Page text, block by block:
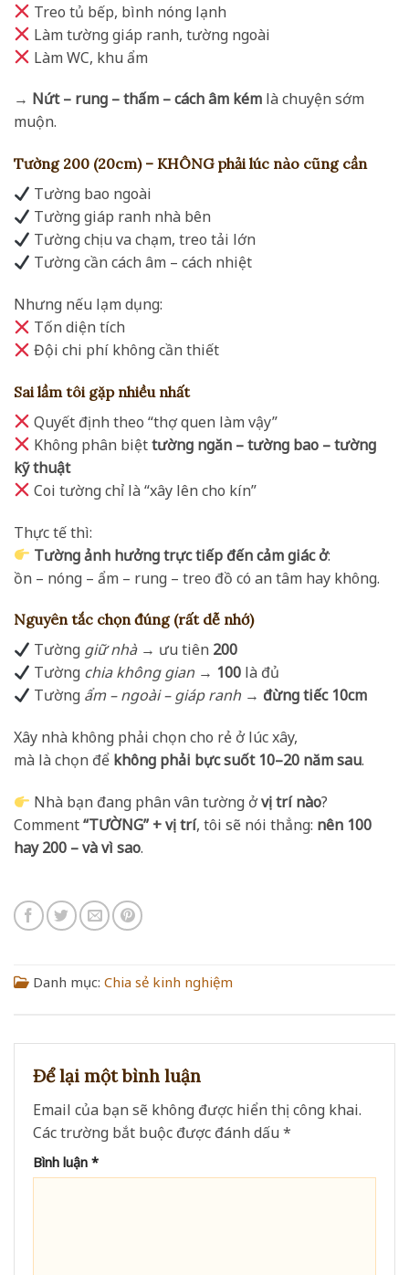
Treo tủ bếp, bình nóng lạnh
Làm tường giáp ranh, tường ngoài
Làm WC, khu ẩm
→ Nứt – rung – thấm – cách âm kém là chuyện sớm
muộn.
Tường 200 (20cm) – KHÔNG phải lúc nào cũng cần
Tường bao ngoài
Tường giáp ranh nhà bên
Tường chịu va chạm, treo tải lớn
Tường cần cách âm – cách nhiệt
Nhưng nếu lạm dụng:
Tốn diện tích
Đội chi phí không cần thiết
Sai lầm tôi gặp nhiều nhất
Quyết định theo “thợ quen làm vậy”
Không phân biệttường ngăn – tường bao – tường
kỹ thuật
Coi tường chỉ là “xây lên cho kín”
Thực tế thì:
Tường ảnh hưởng trực tiếp đến cảm giác ở:
ồn – nóng – ẩm – rung – treo đồ có an tâm hay không.
Nguyên tắc chọn đúng (rất dễ nhớ)
Tường giữ nhà→ ưu tiên 200
Tường chia không gian → 100 là đủ
Tường ẩm – ngoài – giáp ranh → đừng tiếc 10cm
Xây nhà không phải chọn cho rẻ ở lúc xây,
mà là chọn để không phải bực suốt 10–20 năm sau.
Nhà bạn đang phân vân tường ởvị trí nào?
Comment“TƯỜNG” + vị trí, tôi sẽ nói thẳng: nên 100
hay 200 – và vì sao.
Danh mục: Chia sẻ kinh nghiệm
Để lại một bình luận
Email của bạn sẽ không được hiển thị công khai.
Các trường bắt buộc được đánh dấu *
Bình luận *